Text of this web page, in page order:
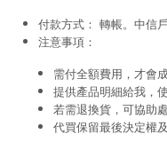
付款方式： 轉帳。中信
注意事項：
需付全額費用，才會
提供產品明細給我，
若需退換貨，可協助
代買保留最後決定權